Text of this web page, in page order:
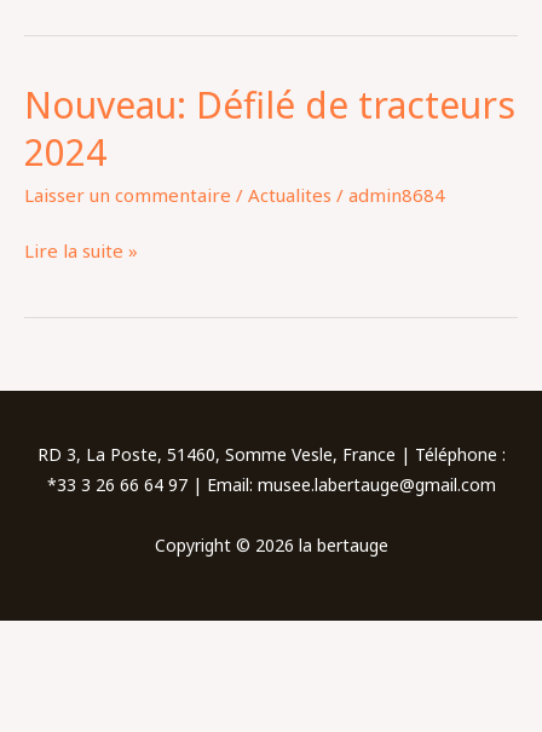
Nouveau: Défilé de tracteurs
2024
Laisser un commentaire / Actualites / admin8684
Nouveau:
Défilé
de
tracteurs
Lire la suite »
RD 3, La Poste, 51460, Somme Vesle, France | Téléphone :
*33 3 26 66 64 97 | Email: musee.labertauge@gmail.com
Copyright © 2026 la bertauge